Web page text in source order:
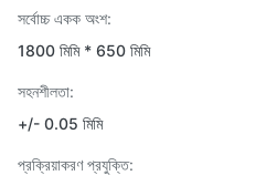
সর্বোচ্চ একক অংশ:
1800 মিমি * 650 মিমি
সহনশীলতা:
+/- 0.05 মিমি
প্রক্রিয়াকরণ প্রযুক্তি: